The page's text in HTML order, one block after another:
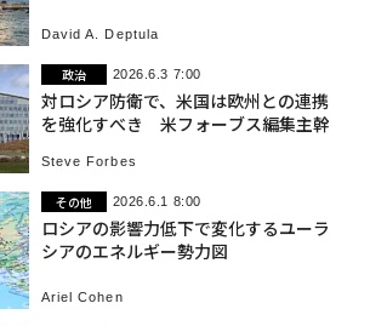
David A. Deptula
政治 2026.6.3 7:00
対ロシア防衛で、米国は欧州との連携
を強化すべき 米フォーブス編集主幹
Steve Forbes
その他 2026.6.1 8:00
ロシアの影響力低下で変化するユーラ
シアのエネルギー勢力図
Ariel Cohen